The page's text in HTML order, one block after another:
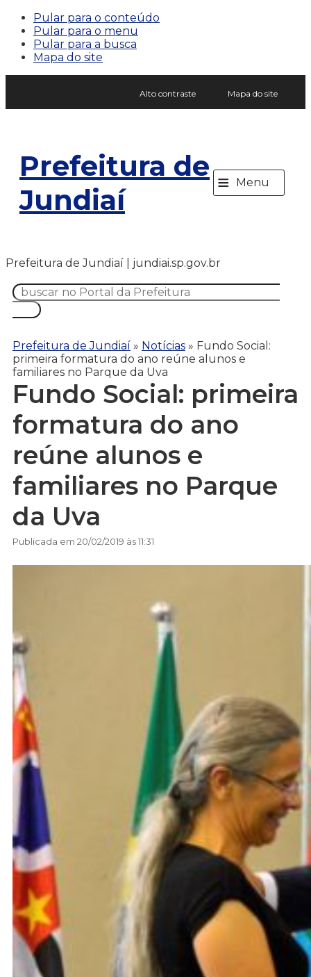
Pular para o conteúdo
Pular para o menu
Pular para a busca
Mapa do site
Alto contraste Mapa do site
Prefeitura de
Jundiaí
≡ Menu
Prefeitura de Jundiaí | jundiai.sp.gov.br
Prefeitura de Jundiaí » Notícias » Fundo Social:
primeira formatura do ano reúne alunos e
familiares no Parque da Uva
Fundo Social: primeira
formatura do ano
reúne alunos e
familiares no Parque
da Uva
Publicada em 20/02/2019 às 11:31